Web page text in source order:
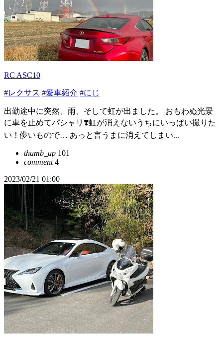
RC ASC10
#レクサス #愛車紹介 #にじ
出勤途中に突然、雨、そして虹が出ました。 おもわぬ光景
に車を止めてパシャリ❣️虹が消えないうちにいっぱい撮りた
い！儚いもので… あっと言うまに消えてしまい...
thumb_up 101
comment4
2023/02/21 01:00